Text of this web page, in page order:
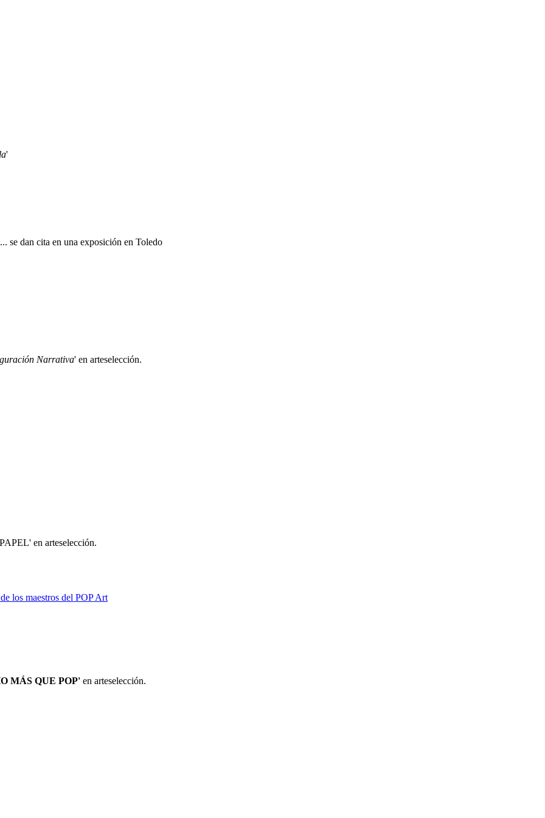
'
se dan cita en una exposición en Toledo
Narrativa' en arteselección.
en arteselección.
los maestros del POP Art
MÁS QUE POP' en arteselección.